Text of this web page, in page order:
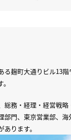
る麹町大通りビル13階
総務‧経理‧経営戦
部⾨、東京営業部、海
ります。